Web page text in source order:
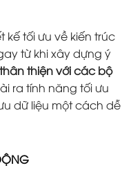
tối ưu về kiến trúc
từ khi xây dựng ý
thiện với các bộ
ra tính năng tối ưu
dữ liệu một cách dễ